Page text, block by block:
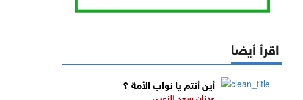
اقرأ أيضا
أين أنتم يا نواب الأمة ؟
عدنان سعد الزعبي